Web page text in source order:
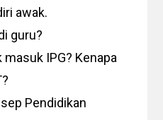
awak.
guru?
masuk IPG? Kenapa
Pendidikan